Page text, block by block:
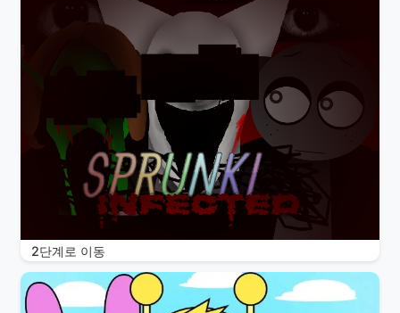
2단계로 이동